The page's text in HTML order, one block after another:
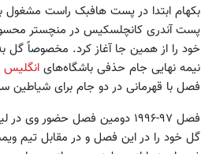
بکهام ابتدا در پست هافبک راست مشغول
پست آندری کانچلسکیس در منچستر
خود را از همین جا آغاز کرد. مخصوصاً گل
نیمه نهایی جام حذفی باشگاه‌های انگلیس
فصل با قهرمانی در دو جام برای شیاطین
فصل ۹۷-۱۹۹۶ دومین فصل حضور وی
گل خود را در این فصل و در مقابل تیم